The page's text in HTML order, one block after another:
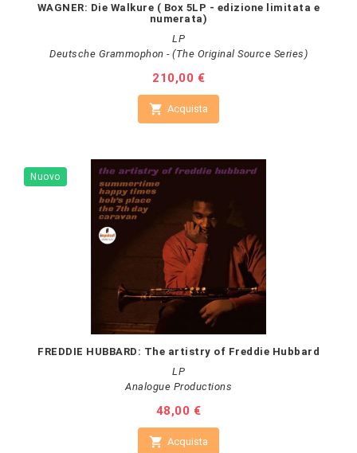
WAGNER: Die Walkure ( Box 5LP - edizione limitata e
numerata)
LP
Deutsche Grammophon - (The Original Source Series)
Prezzo
210,00 €
 Acquista
Nuovo
FREDDIE HUBBARD: The artistry of Freddie Hubbard
LP
Analogue Productions
Prezzo
48,00 €
 Acquista